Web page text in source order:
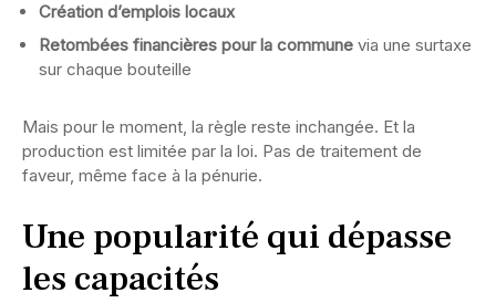
Création d’emplois locaux
Retombées financières pour la commune via une surtaxe
sur chaque bouteille
Mais pour le moment, la règle reste inchangée. Et la
production est limitée par la loi. Pas de traitement de
faveur, même face à la pénurie.
Une popularité qui dépasse
les capacités